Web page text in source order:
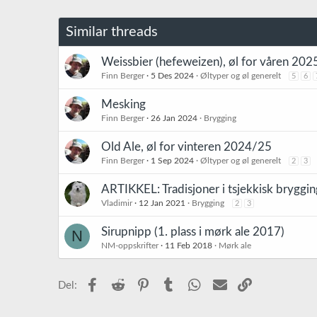
Similar threads
Weissbier (hefeweizen), øl for våren
Finn Berger 5 Des 2024 Øltyper og øl generelt 5 6
Mesking
Finn Berger 26 Jan 2024 Brygging
Old Ale, øl for vinteren 2024/25
Finn Berger 1 Sep 2024 Øltyper og øl generelt 2 3
ARTIKKEL: Tradisjoner i tsjekkisk
Vladimir 12 Jan 2021 Brygging 2 3
N Sirupnipp (1. plass i mørk ale 2017)
NM-oppskrifter 11 Feb 2018 Mørk ale
Del: Facebook
Reddit PinterestTumblr WhatsApp
E-post